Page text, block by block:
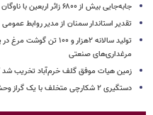
جابه‌جایی بیش از ۶۸۰۰ زائر اربعین با ناوگان حمل‌ونقل عمومی در چهارمحال و بختیاری
تقدیر استاندار سمنان از مدیر روابط
مرغداری‌های صنعتی
زمین هیات موفق گلف خرم‌آباد تخریب
دستگیری ۲ شکارچی متخلف با یک گراز وحشی و ۴۷۰ فشنگ